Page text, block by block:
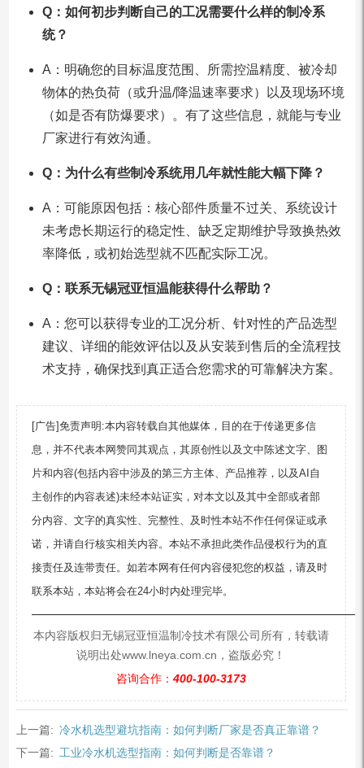
Q：如何初步判断自己的工况需要什么样的制冷系
统？
A：明确您的目标温度范围、所需控温精度、被冷却
物体的热负荷（或升温/降温速率要求）以及现场环境
（如是否有防爆要求）。有了这些信息，就能与专业
厂家进行有效沟通。
Q：为什么有些制冷系统用几年就性能大幅下降？
A：可能原因包括：核心部件质量不过关、系统设计
未考虑长期运行的稳定性、缺乏定期维护导致换热效
率降低，或初始选型就不匹配实际工况。
Q：联系无锡冠亚恒温能获得什么帮助？
A：您可以获得专业的工况分析、针对性的产品选型
建议、详细的能效评估以及从安装到售后的全流程技
术支持，确保找到真正适合您需求的可靠解决方案。
[广告]免责声明:本内容转载自其他媒体，目的在于传递更多信
息，并不代表本网赞同其观点，其原创性以及文中陈述文字、图
片和内容(包括内容中涉及的第三方主体、产品推荐，以及AI自
主创作的内容表述)未经本站证实，对本文以及其中全部或者部
分内容、文字的真实性、完整性、及时性本站不作任何保证或承
诺，并请自行核实相关内容。本站不承担此类作品侵权行为的直
接责任及连带责任。如若本网有任何内容侵犯您的权益，请及时
联系本站，本站将会在24小时内处理完毕。
本内容版权归无锡冠亚恒温制冷技术有限公司所有，转载请
说明出处www.lneya.com.cn，盗版必究！
咨询合作： 400-100-3173
上一篇: 冷水机选型避坑指南：如何判断厂家是否真正靠谱？
下一篇: 工业冷水机选型指南：如何判断是否靠谱？